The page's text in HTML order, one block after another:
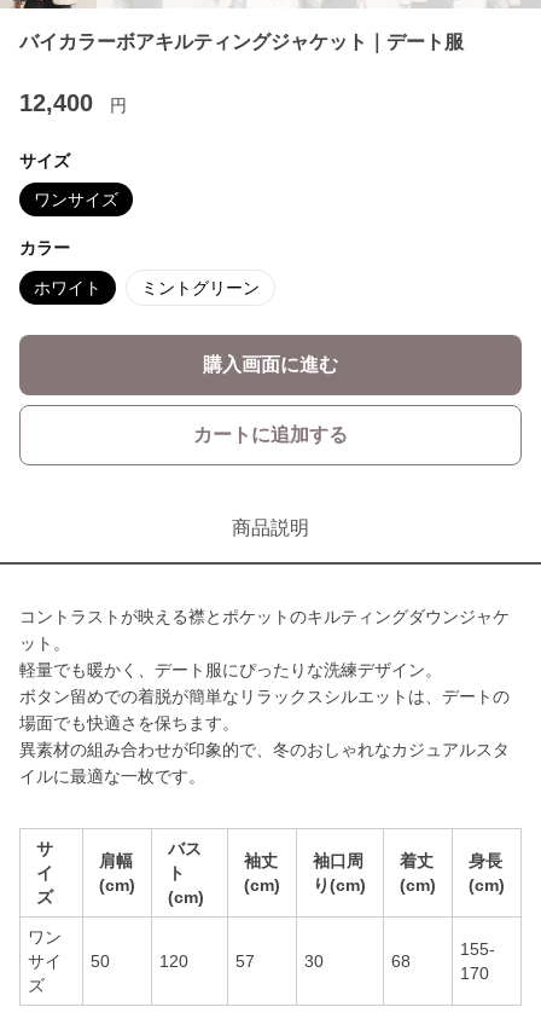
バイカラーボアキルティングジャケット｜デート服
12,400 円
サイズ
ワンサイズ
カラー
ホワイト ミントグリーン
購入画面に進む
カートに追加する
商品説明
コントラストが映える襟とポケットのキルティングダウンジャケ
ット。
軽量でも暖かく、デート服にぴったりな洗練デザイン。
ボタン留めでの着脱が簡単なリラックスシルエットは、デートの
場面でも快適さを保ちます。
異素材の組み合わせが印象的で、冬のおしゃれなカジュアルスタ
イルに最適な一枚です。
サ
イ
ズ
肩幅
(cm)
バス
ト
(cm)
袖丈
(cm)
袖口周
り(cm)
着丈
(cm)
身長
(cm)
ワン
サイ
ズ
50 120 57 30 68
155-
170